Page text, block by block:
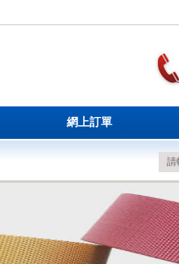
網上訂單